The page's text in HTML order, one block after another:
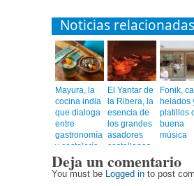
Noticias relacionadas
Mayura, la
cocina india
que dialoga
entre
gastronomía
y coctelería
de autor
El Yantar de
la Ribera, la
esencia de
los grandes
asadores
castellanos
corazón de
Barcelona
Fonik,
helados
platillos
buena
música
Deja un comentario
You must be Logged in to post